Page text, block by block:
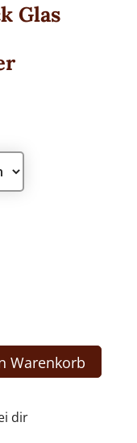
aus Glas
Glas
Warenkorb
dir